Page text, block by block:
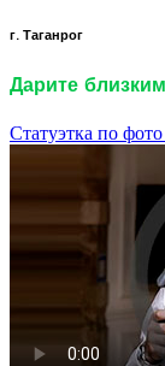
г. Таганрог
Дарите
Статуэтка по